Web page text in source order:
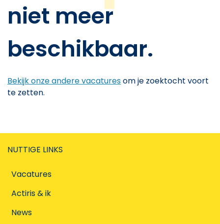
niet meer
beschikbaar.
Bekijk onze andere vacaturesom je zoektocht voort
te zetten.
NUTTIGE LINKS
Vacatures
Actiris & ik
News